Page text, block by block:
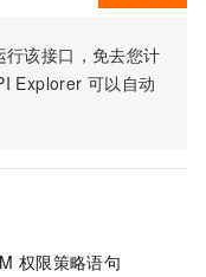
行该接口，免去您计
Explorer 可以自动
权限策略语句